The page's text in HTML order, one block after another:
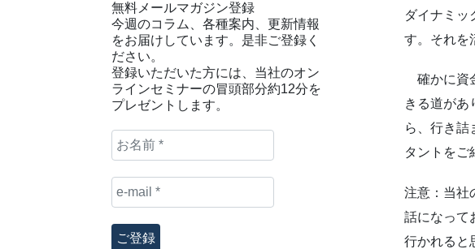
ダイナミッ
す。それを
確かに資
きる道があ
ら、行き詰
タントをご
注意：当社
話になって
行かれると
無料メールマガジン登録
今週のコラム、各種案内、更新情報
をお届けしています。是非ご登録く
ださい。
登録いただいた方には、当社のオン
ラインセミナーの冒頭部分約12分を
プレゼントします。
お
名
e-
mail